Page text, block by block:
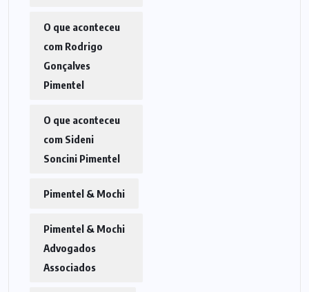
O que aconteceu
com Rodrigo
Gonçalves
Pimentel
O que aconteceu
com Sideni
Soncini Pimentel
Pimentel & Mochi
Pimentel & Mochi
Advogados
Associados